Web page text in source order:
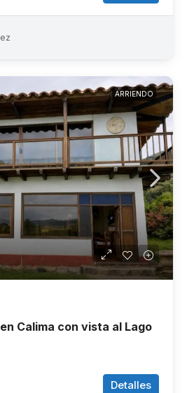
ARRIENDO
Calima con vista al Lago
Detalles